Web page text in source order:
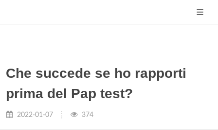
Che succede se ho rapporti
prima del Pap test?
2022-01-07 374